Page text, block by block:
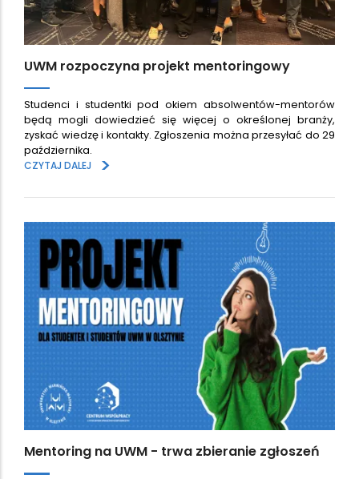
UWM rozpoczyna projekt mentoringowy
Studenci i studentki pod okiem absolwentów-mentorów
będą mogli dowiedzieć się więcej o określonej branży,
zyskać wiedzę i kontakty. Zgłoszenia można przesyłać do 29
października.
CZYTAJ DALEJ
>
Mentoring na UWM - trwa zbieranie zgłoszeń